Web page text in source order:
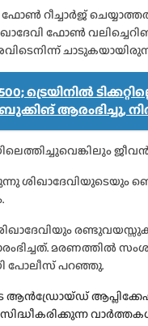
റീച്ചാർജ്
ഫോൺ
ട്രെയിനിൽ
ആരംഭിച്ചു,
ജീവൻ
ശിഖാദേവിയുടെയും
മരണത്തിൽ
പോലീസ് പറഞ്ഞു.